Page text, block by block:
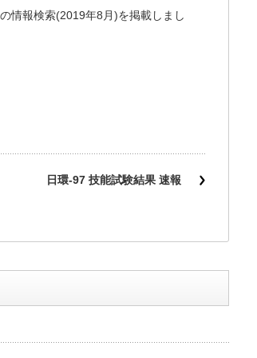
情報検索(2019年8月)を掲載しまし
日環-97 技能試験結果 速報